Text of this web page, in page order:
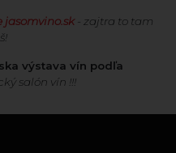
jasomvino.sk- zajtra to tam
výstava vín podľa
salón vín !!!